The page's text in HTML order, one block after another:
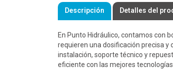
Descripción Detalles del
En Punto Hidráulico, contamos con
requieren una dosificación precisa y
instalación, soporte técnico y
eficiente con las mejores